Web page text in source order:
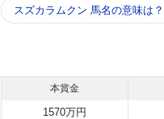
スズカラムクン 馬名の意味は？
本賞金
1570万円